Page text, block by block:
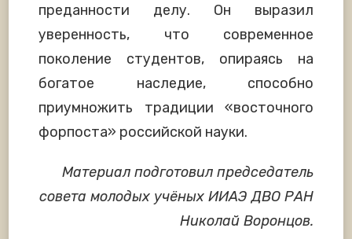
преданности делу. Он выразил
уверенность, что современное
поколение студентов, опираясь на
богатое наследие, способно
приумножить традиции «восточного
форпоста» российской науки.
Материал подготовил председатель
совета молодых учёных ИИАЭ ДВО РАН
Николай Воронцов.